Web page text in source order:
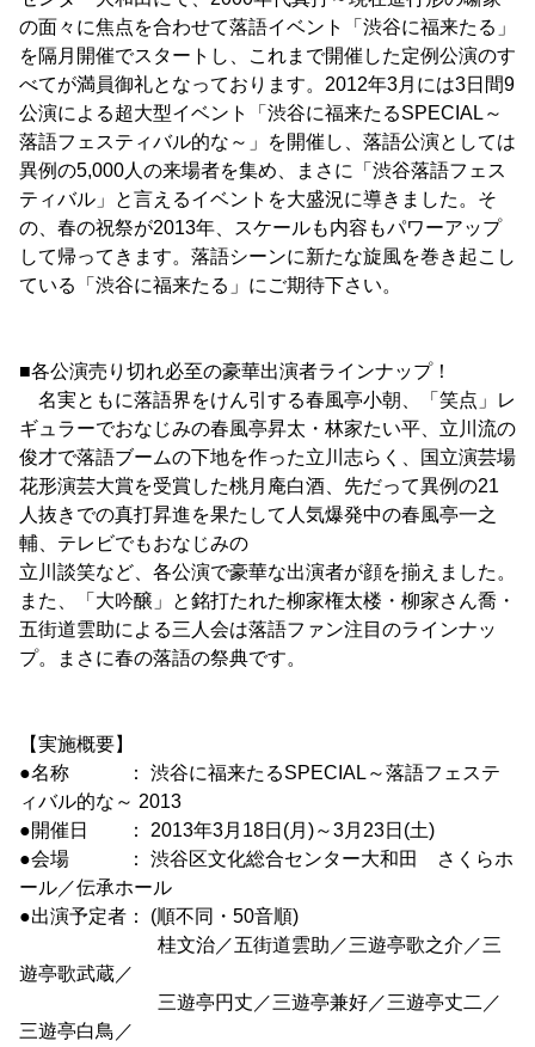
の面々に焦点を合わせて落語イベント「渋谷に福来たる」
を隔月開催でスタートし、これまで開催した定例公演のす
べてが満員御礼となっております。2012年3月には3日間9
公演による超大型イベント「渋谷に福来たるSPECIAL～
落語フェスティバル的な～」を開催し、落語公演としては
異例の5,000人の来場者を集め、まさに「渋谷落語フェス
ティバル」と言えるイベントを大盛況に導きました。そ
の、春の祝祭が2013年、スケールも内容もパワーアップ
して帰ってきます。落語シーンに新たな旋風を巻き起こし
ている「渋谷に福来たる」にご期待下さい。
■各公演売り切れ必至の豪華出演者ラインナップ！
名実ともに落語界をけん引する春風亭小朝、「笑点」レ
ギュラーでおなじみの春風亭昇太・林家たい平、立川流の
俊才で落語ブームの下地を作った立川志らく、国立演芸場
花形演芸大賞を受賞した桃月庵白酒、先だって異例の21
人抜きでの真打昇進を果たして人気爆発中の春風亭一之
輔、テレビでもおなじみの
立川談笑など、各公演で豪華な出演者が顔を揃えました。
また、「大吟醸」と銘打たれた柳家権太楼・柳家さん喬・
五街道雲助による三人会は落語ファン注目のラインナッ
プ。まさに春の落語の祭典です。
【実施概要】
●名称 ： 渋谷に福来たるSPECIAL～落語フェステ
ィバル的な～ 2013
●開催日 ： 2013年3月18日(月)～3月23日(土)
●会場 ： 渋谷区文化総合センター大和田 さくらホ
ール／伝承ホール
●出演予定者： (順不同・50音順)
桂文治／五街道雲助／三遊亭歌之介／三
遊亭歌武蔵／
三遊亭円丈／三遊亭兼好／三遊亭丈二／
三遊亭白鳥／